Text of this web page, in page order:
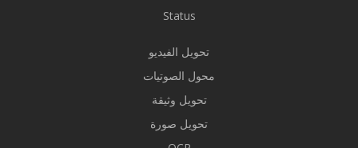
Status
تحويل الفيديو
محول الصوتيات
تحويل وثيقة
تحويل صورة